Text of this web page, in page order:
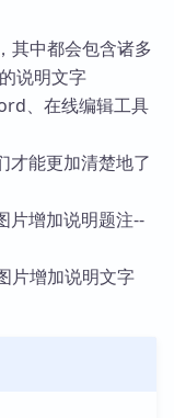
其中都会包含诸多
说明文字
、在线编辑工具
才能更加清楚地了
片增加说明文字